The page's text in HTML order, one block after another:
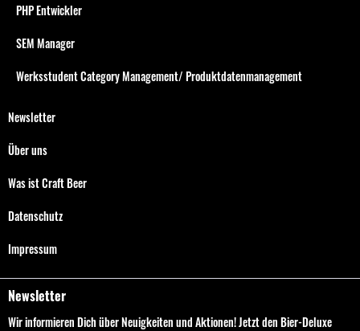
PHP Entwickler
SEM Manager
Werksstudent Category Management/ Produktdatenmanagement
Newsletter
Über uns
Was ist Craft Beer
Datenschutz
Impressum
Newsletter
Wir informieren Dich über Neuigkeiten und Aktionen! Jetzt den Bier-Deluxe